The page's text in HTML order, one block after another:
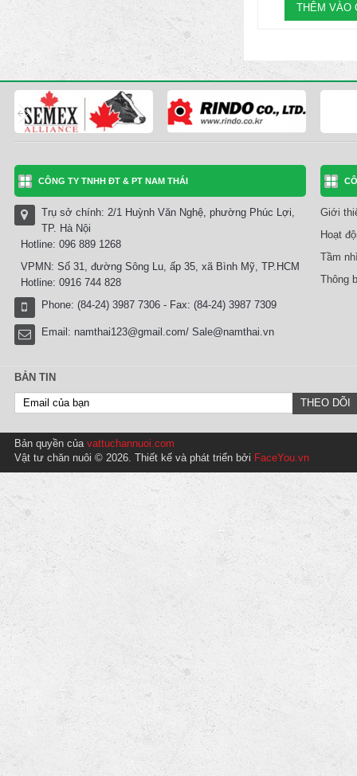
THÊM VÀO
CÔNG TY TNHH ĐT & PT NAM THÁI
Trụ sở chính: 2/1 Huỳnh Văn Nghệ, phường Phúc Lợi,
TP. Hà Nội
Hotline: 096 889 1268
VPMN: Số 31, đường Sông Lu, ấp 35, xã Bình Mỹ, TP.HCM
Hotline: 0916 744 828
Phone: (84-24) 3987 7306 - Fax: (84-24) 3987 7309
Email: namthai123@gmail.com/ Sale@namthai.vn
Giới
Hoạt
Tầm
Thông
BẢN TIN
Bản quyền của vattuchannuoi.com
Vật tư chăn nuôi © 2026. Thiết kế và phát triển bởi FaceYou.vn